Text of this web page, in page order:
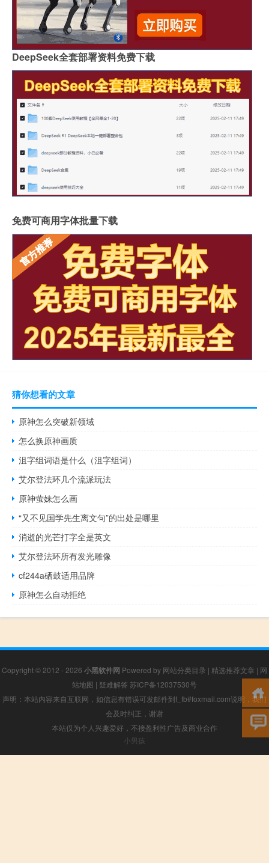
DeepSeek全套部署资料免费下载
免费可商用字体批量下载
猜你想看的文章
原神怎么突破新领域
怎么换原神画质
沮字组词语是什么（沮字组词）
艾尔登法环几个流派玩法
原神萤妹怎么画
“又不见国学先生离文句”的出处是哪里
消逝的光芒打字全是英文
艾尔登法环所有发光雕像
cf244a硒鼓适用品牌
原神怎么自动拒绝
Copyright © 2012 - 2026 小黑软件网 Powered by 网站分类目录 | 精选推荐文章 | 网
站地图 | 疑难解答 苏ICP备12037530号
声明：本站内容来自互联网，如信息有错误可发邮件到f_fb#foxmail.com说明，我们
会及时纠正，谢谢
本站仅为个人兴趣爱好，不接盈利性广告及商业合作
小男孩